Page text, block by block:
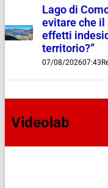
Lago di
evitare che il
effetti
territorio?”
07/08/202607:43
Videolab